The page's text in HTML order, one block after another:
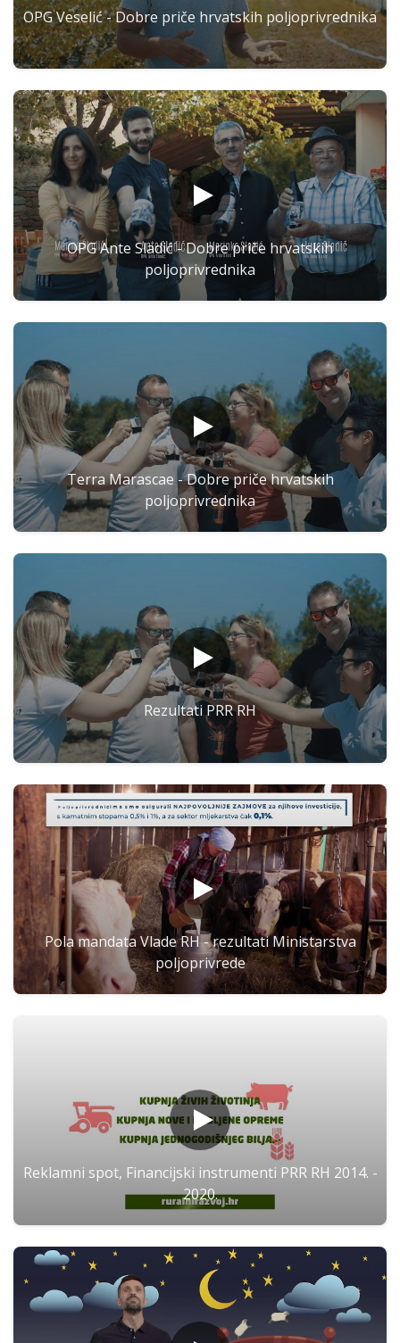
OPG Veselić - Dobre priče hrvatskih poljoprivrednika
OPG Ante Sladić - Dobre priče hrvatskih
poljoprivrednika
Terra Marascae - Dobre priče hrvatskih
poljoprivrednika
Rezultati PRR RH
Pola mandata Vlade RH - rezultati Ministarstva
poljoprivrede
Reklamni spot, Financijski instrumenti PRR RH 2014. -
2020.